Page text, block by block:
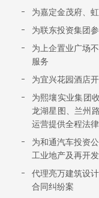
为嘉定金茂府、
为联东投资集团
为上企置业广场
服务
为宜兴花园酒店
为熙壤实业集团
龙湖星图、兰州
运营提供全程法
为和通汽车投资
工业地产及再开
代理亮万建筑设
合同纠纷案